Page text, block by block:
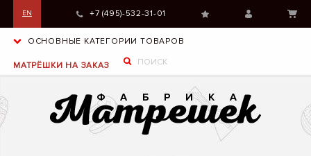
EN +7 (495)-532-31-01
ОСНОВНЫЕ КАТЕГОРИИ ТОВАРОВ
МАТРЁШКИ НА ЗАКАЗ